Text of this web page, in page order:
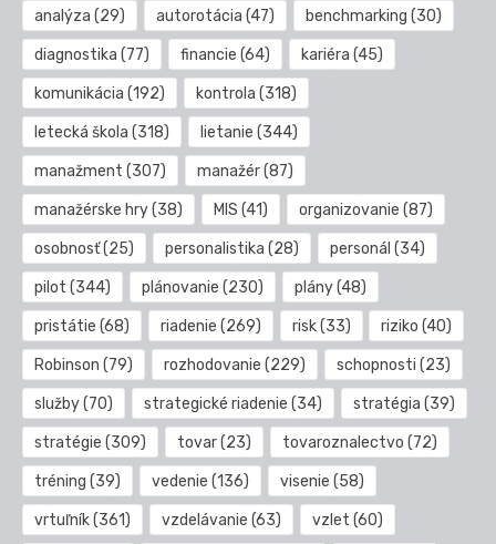
analýza (29) autorotácia (47) benchmarking (30)
diagnostika (77) financie (64) kariéra (45)
komunikácia (192) kontrola (318)
letecká škola (318) lietanie (344)
manažment (307) manažér(87)
manažérske hry(38) MIS (41) organizovanie (87)
osobnosť(25) personalistika (28) personál (34)
pilot (344) plánovanie (230) plány(48)
pristátie (68) riadenie (269) risk(33) riziko (40)
Robinson (79) rozhodovanie (229) schopnosti (23)
služby(70) strategické riadenie (34) stratégia (39)
stratégie (309) tovar(23) tovaroznalectvo (72)
tréning (39) vedenie (136) visenie (58)
vrtuľník(361) vzdelávanie (63) vzlet (60)